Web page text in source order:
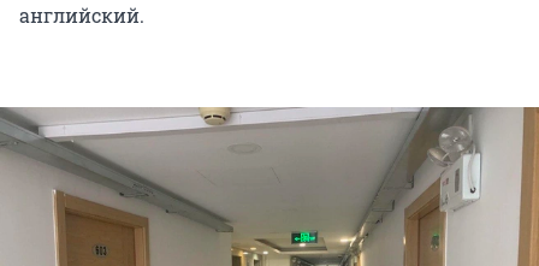
английский.